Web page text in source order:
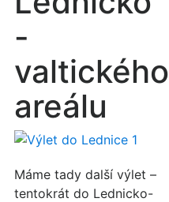
-
valtického
areálu
Máme tady další výlet –
tentokrát do Lednicko-